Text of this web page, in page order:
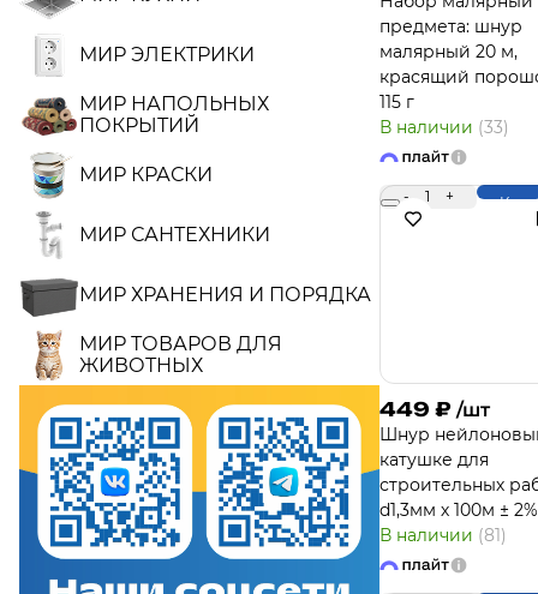
МИР ЭЛЕКТРИКИ
МИР НАПОЛЬНЫХ
ПОКРЫТИЙ
МИР КРАСКИ
МИР САНТЕХНИКИ
МИР ХРАНЕНИЯ И ПОРЯДКА
МИР ТОВАРОВ ДЛЯ
ЖИВОТНЫХ
предмета: шнур
малярный 20 м,
красящий
115 г
В наличии (33)
- 1 +
449 ₽ /шт
Шнур
катушке для
строительных
d1,3мм х 100м ± 2%
В наличии (81)